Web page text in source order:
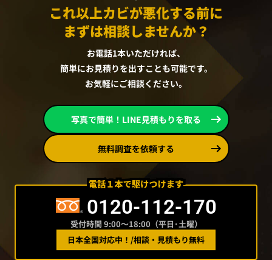
これ以上カビが悪化する前に
まずは相談しませんか？
お電話1本いただければ、
簡単にお見積りを出すことも可能です。
お気軽にご相談ください。
写真で簡単！LINE見積もりを取る
無料調査を依頼する
日本全国対応中！ /相談・見積もり無料
0120-112-170
受付時間 9:00〜18:00（平日･土曜）